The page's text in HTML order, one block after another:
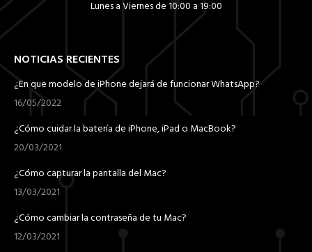
Lunes a Viernes de 10:00 a 19:00
NOTICIAS RECIENTES
¿En que modelo de iPhone dejará de funcionar WhatsApp?
16/05/2022
¿Cómo cuidar la batería de iPhone, iPad o MacBook?
20/03/2021
¿Cómo capturar la pantalla del Mac?
13/03/2021
¿Cómo cambiar la contraseña de tu Mac?
12/03/2021